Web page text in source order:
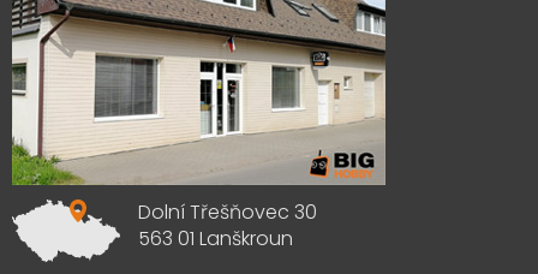
Dolní Třešňovec 30
563 01 Lanškroun